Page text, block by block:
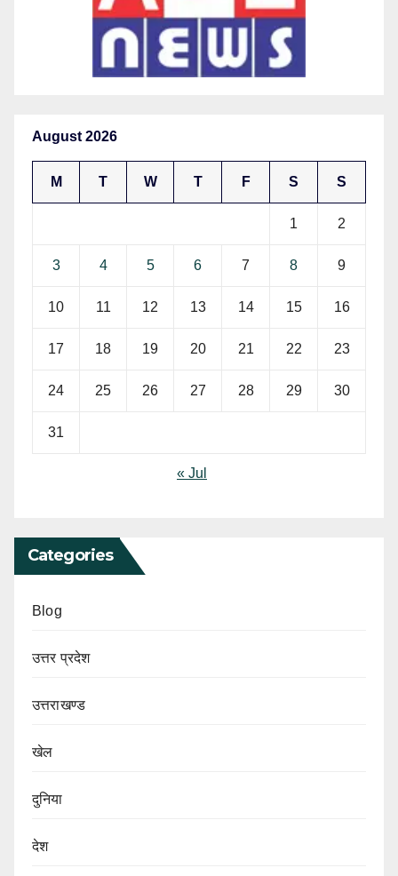
August 2026
M T W T F S S
1 2
3 4 5 6 7 8 9
10 11 12 13 14 15 16
17 18 19 20 21 22 23
24 25 26 27 28 29 30
31
« Jul
Categories
Blog
उत्तर प्रदेश
उत्तराखण्ड
खेल
दुनिया
देश